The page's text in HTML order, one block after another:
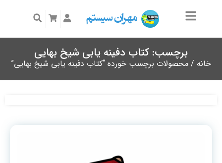
برچسب: کتاب دفینه یابی شیخ بهایی
خانه / محصولات برچسب خورده “کتاب دفینه یابی شیخ بهایی”